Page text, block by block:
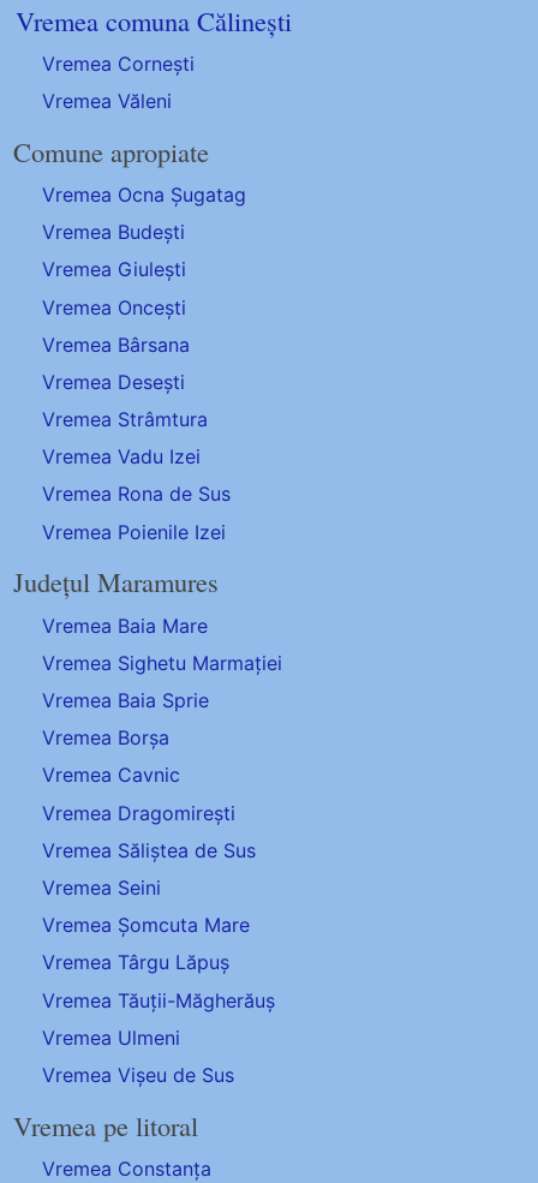
Vremea comuna Călinești
Vremea Cornești
Vremea Văleni
Comune apropiate
Vremea Ocna Șugatag
Vremea Budești
Vremea Giulești
Vremea Oncești
Vremea Bârsana
Vremea Desești
Vremea Strâmtura
Vremea Vadu Izei
Vremea Rona de Sus
Vremea Poienile Izei
Județul Maramures
Vremea Baia Mare
Vremea Sighetu Marmației
Vremea Baia Sprie
Vremea Borșa
Vremea Cavnic
Vremea Dragomirești
Vremea Săliștea de Sus
Vremea Seini
Vremea Șomcuta Mare
Vremea Târgu Lăpuș
Vremea Tăuții-Măgherăuș
Vremea Ulmeni
Vremea Vișeu de Sus
Vremea pe litoral
Vremea Constanța